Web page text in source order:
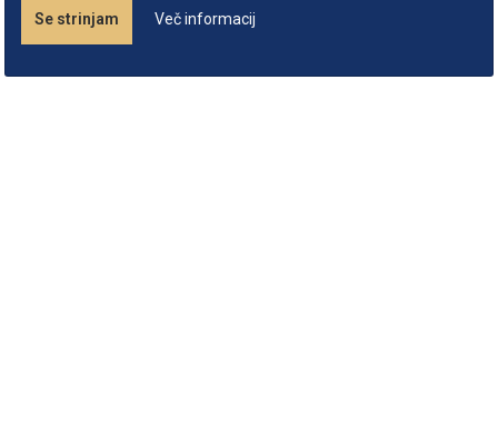
Se strinjam Več informacij